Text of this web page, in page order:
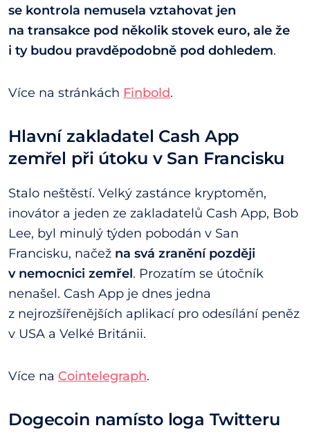
se kontrola nemusela vztahovat jen
na transakce pod několik stovek euro, ale že
i ty budou pravděpodobně pod dohledem.
Více na stránkách Finbold.
Hlavní zakladatel Cash App
zemřel při útoku v San Francisku
Stalo neštěstí. Velký zastánce kryptoměn,
inovátor a jeden ze zakladatelů Cash App, Bob
Lee, byl minulý týden pobodán v San
Francisku, načež na svá zranění později
v nemocnici zemřel. Prozatím se útočník
nenašel. Cash App je dnes jedna
z nejrozšířenějších aplikací pro odesílání peněz
v USA a Velké Británii.
Více na Cointelegraph.
Dogecoin namísto loga Twitteru